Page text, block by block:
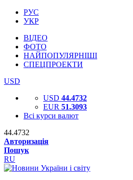
РУС
УКР
ВІДЕО
ФОТО
НАЙПОПУЛЯРНІШІ
СПЕЦПРОЕКТИ
USD
USD 44.4732
EUR 51.3093
Всі курси валют
44.4732
Авторизація
Пошук
RU